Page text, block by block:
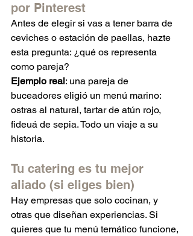
por Pinterest
Antes de elegir si vas a tener barra de
ceviches o estación de paellas, hazte
esta pregunta: ¿qué os representa
como pareja?
Ejemplo real: una pareja de
buceadores eligió un menú marino:
ostras al natural, tartar de atún rojo,
fideuá de sepia. Todo un viaje a su
historia.
Tu catering es tu mejor
aliado (si eliges bien)
Hay empresas que solo cocinan, y
otras que diseñan experiencias. Si
quieres que tu menú temático funcione,